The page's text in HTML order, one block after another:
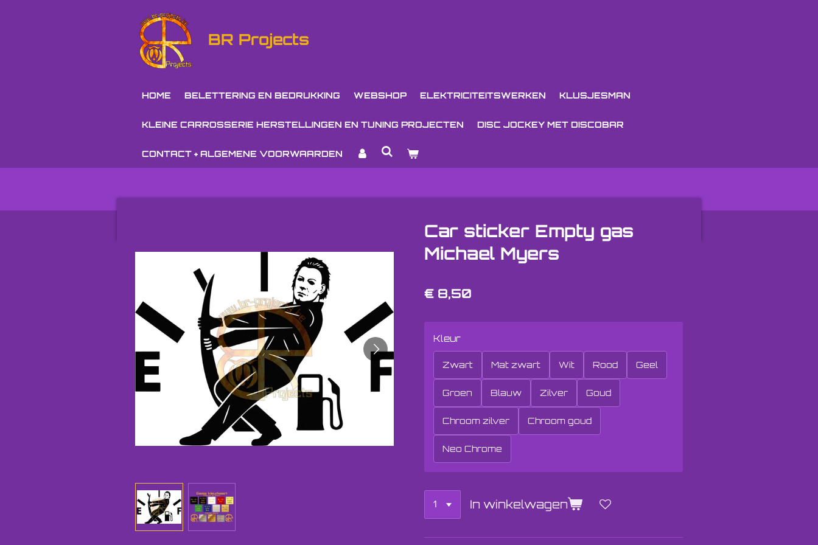
BR Projects
HOME BELETTERING EN BEDRUKKING WEBSHOP ELEKTRICITEITSWERKEN KLUSJESMAN
KLEINE CARROSSERIE HERSTELLINGEN EN TUNING PROJECTEN DISC JOCKEY MET DISCOBAR
CONTACT + ALGEMENE VOORWAARDEN
Car sticker Empty gas
Michael Myers
€ 8,50
Kleur
Zwart Mat zwart Wit Rood Geel
Groen Blauw Zilver Goud
Chroom zilver Chroom goud
Neo Chrome
In winkelwagen